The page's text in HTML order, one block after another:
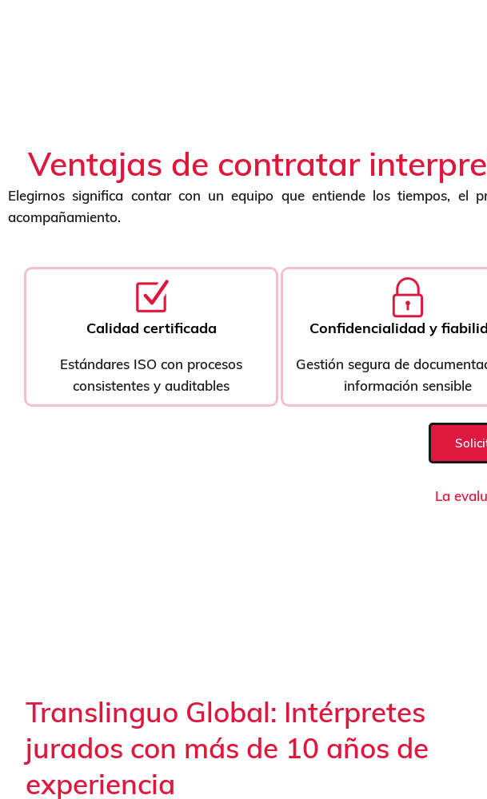
Ventajas de contratar
Elegirnos significa contar con un equipo que entiende los tiempos, el
acompañamiento.
Calidad certificada
Estándares ISO con procesos
consistentes y auditables
Confidencialidad y
Gestión segura de
información sensible
La
Translinguo Global: Intérpretes
jurados con más de 10 años de
experiencia